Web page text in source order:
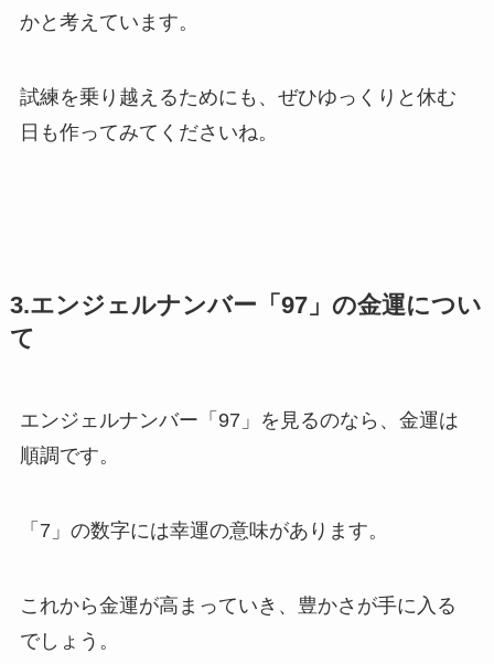
かと考えています。
試練を乗り越えるためにも、ぜひゆっくりと休む
日も作ってみてくださいね。
3.エンジェルナンバー「97」の金運につい
て
エンジェルナンバー「97」を見るのなら、金運は
順調です。
「7」の数字には幸運の意味があります。
これから金運が高まっていき、豊かさが手に入る
でしょう。